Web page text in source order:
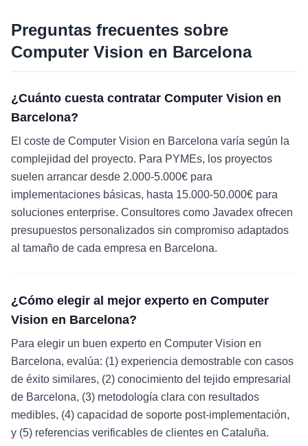
Preguntas frecuentes sobre
Computer Vision en Barcelona
¿Cuánto cuesta contratar Computer Vision en
Barcelona?
El coste de Computer Vision en Barcelona varía según la
complejidad del proyecto. Para PYMEs, los proyectos
suelen arrancar desde 2.000-5.000€ para
implementaciones básicas, hasta 15.000-50.000€ para
soluciones enterprise. Consultores como Javadex ofrecen
presupuestos personalizados sin compromiso adaptados
al tamaño de cada empresa en Barcelona.
¿Cómo elegir al mejor experto en Computer
Vision en Barcelona?
Para elegir un buen experto en Computer Vision en
Barcelona, evalúa: (1) experiencia demostrable con casos
de éxito similares, (2) conocimiento del tejido empresarial
de Barcelona, (3) metodología clara con resultados
medibles, (4) capacidad de soporte post-implementación,
y (5) referencias verificables de clientes en Cataluña.